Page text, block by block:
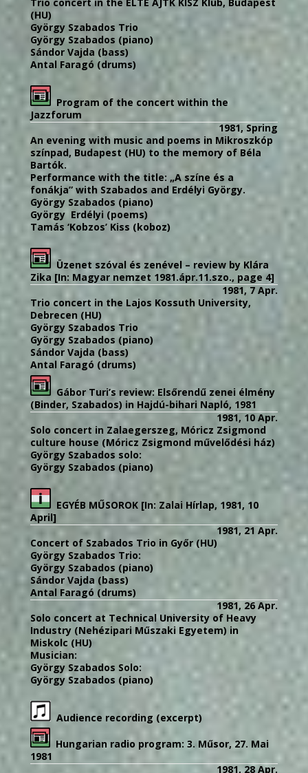
(HU)
György Szabados Trio
György Szabados (piano)
Sándor Vajda (bass)
Antal Faragó (drums)
Program of the concert within the
Jazzforum
1981, Spring
An evening with music and poems in Mikroszkóp
színpad, Budapest (HU) to the memory of Béla
Bartók.
Performance with the title: „A színe és a
fonákja” with Szabados and Erdélyi György.
György Szabados (piano)
György Erdélyi (poems)
Tamás ‘Kobzos’ Kiss (koboz)
Üzenet szóval és zenével – review by Klára
Zika [In: Magyar nemzet 1981.ápr.11.szo., page 4]
1981, 7 Apr.
Trio concert in the Lajos Kossuth University,
Debrecen (HU)
György Szabados Trio
György Szabados (piano)
Sándor Vajda (bass)
Antal Faragó (drums)
Gábor Turi’s review: Elsőrendű zenei élmény
(Binder, Szabados) in Hajdú-bihari Napló, 1981
1981, 10 Apr.
Solo concert in Zalaegerszeg, Móricz Zsigmond
culture house (Móricz Zsigmond művelődési ház)
György Szabados solo:
György Szabados (piano)
EGYÉB MŰSOROK [In: Zalai Hírlap, 1981, 10
April]
1981, 21 Apr.
Concert of Szabados Trio in Győr (HU)
György Szabados Trio:
György Szabados (piano)
Sándor Vajda (bass)
Antal Faragó (drums)
1981, 26 Apr.
Solo concert at Technical University of Heavy
Industry (Nehézipari Műszaki Egyetem) in
Miskolc (HU)
Musician:
György Szabados Solo:
György Szabados (piano)
Audience recording (excerpt)
Hungarian radio program: 3. Műsor, 27. Mai
1981
1981, 28 Apr.